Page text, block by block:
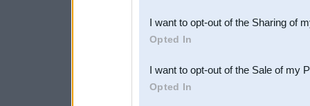
Downstream Participants
third parties.
I want to opt-out of the Sharing of
Opted In
I want to opt-out of the Sale of my
Opted In